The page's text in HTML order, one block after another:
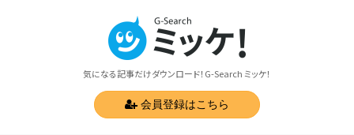
気になる記事だけダウンロード！G-Search ミッケ！
会員登録はこちら